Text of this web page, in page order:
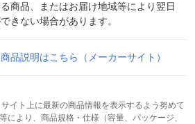
商品、またはお届け地域等により翌日
きない場合があります。
品説明はこちら（メーカーサイト）
イト上に最新の商品情報を表示するよう努めて
により、商品規格・仕様（容量、パッケージ、